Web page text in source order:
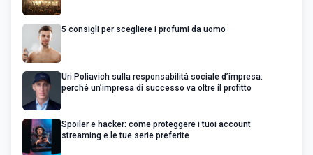
5 consigli per scegliere i profumi da uomo
Uri Poliavich sulla responsabilità sociale d’impresa:
perché un’impresa di successo va oltre il profitto
Spoiler e hacker: come proteggere i tuoi account
streaming e le tue serie preferite